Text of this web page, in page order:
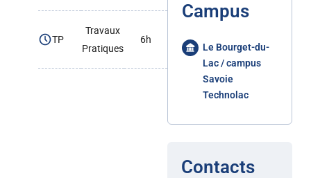
TP
Travaux
Pratiques
6h
Campus
Le Bourget-du-
Lac / campus
Savoie
Technolac
Contacts